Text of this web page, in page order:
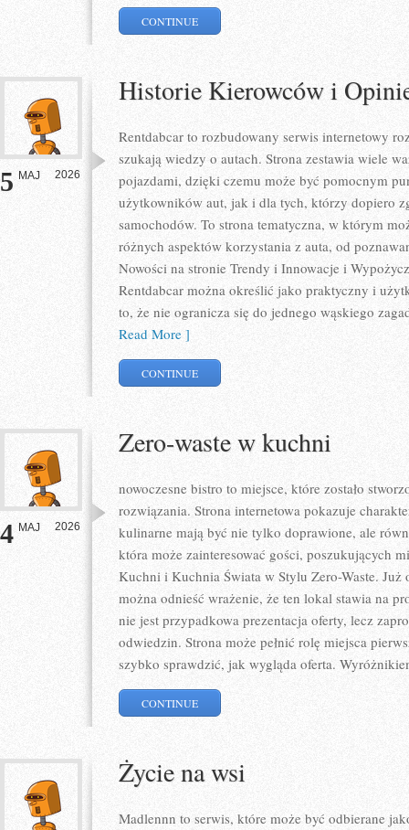
CONTINUE
5 MAJ 2026
Historie Kierowców i
Rentdabcar to rozbudowany serwis internetowy
szukają wiedzy o autach. Strona zestawia wiele
pojazdami, dzięki czemu może być pomocnym
użytkowników aut, jak i dla tych, którzy dopiero
samochodów. To strona tematyczna, w którym
różnych aspektów korzystania z auta, od
Nowości na stronie Trendy i Innowacje i
Rentdabcar można określić jako praktyczny i
to, że nie ogranicza się do jednego wąskiego
Read More ]
CONTINUE
4 MAJ 2026
Zero-waste w kuchni
nowoczesne bistro to miejsce, które zostało
rozwiązania. Strona internetowa pokazuje
kulinarne mają być nie tylko doprawione, ale
która może zainteresować gości, poszukujących
Kuchni i Kuchnia Świata w Stylu Zero-Waste. Już
można odnieść wrażenie, że ten lokal stawia na
nie jest przypadkowa prezentacja oferty, lecz
odwiedzin. Strona może pełnić rolę miejsca
szybko sprawdzić, jak wygląda oferta.
CONTINUE
Życie na wsi
Madlennn to serwis, które może być odbierane